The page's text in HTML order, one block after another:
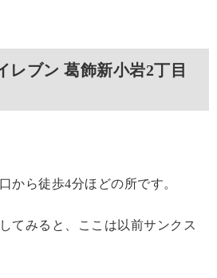
レブン 葛飾新小岩2丁目
から徒歩4分ほどの所です。
てみると、ここは以前サンクス